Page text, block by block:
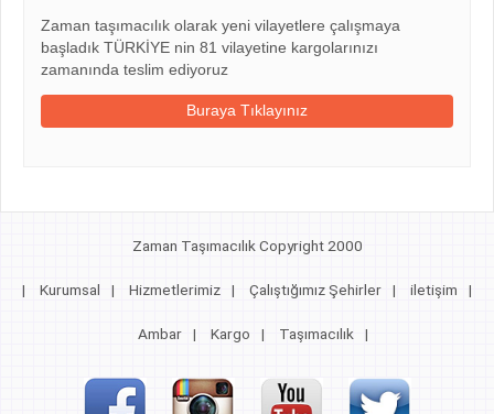
Zaman taşımacılık olarak yeni vilayetlere çalışmaya
başladık TÜRKİYE nin 81 vilayetine kargolarınızı
zamanında teslim ediyoruz
Buraya Tıklayınız
Zaman Taşımacılık Copyright 2000
| Kurumsal | Hizmetlerimiz | Çalıştığımız Şehirler | iletişim |
Ambar | Kargo | Taşımacılık |